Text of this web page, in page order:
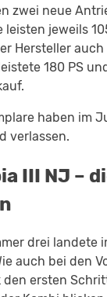
zwei neue
jeweils
Hersteller
180 PS
haben im
verlassen.
III NJ –
drei landete
auch bei den
den ersten